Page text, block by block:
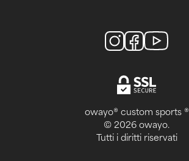
owayo® custom sports ®
© 2026 owayo.
Tutti i diritti riservati